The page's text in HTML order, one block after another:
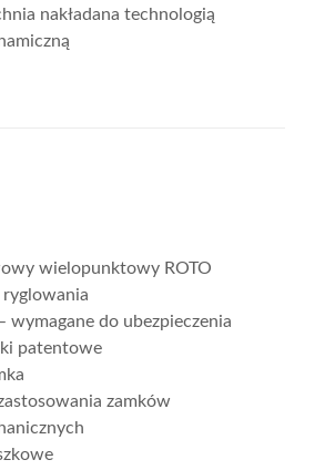
nakładana technologią
wielopunktowy ROTO
ryglowania
wymagane do ubezpieczenia
patentowe
zamków